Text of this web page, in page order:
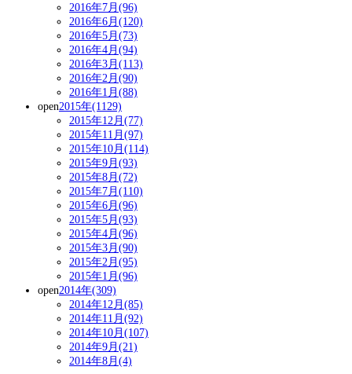
2016年7月(96)
2016年6月(120)
2016年5月(73)
2016年4月(94)
2016年3月(113)
2016年2月(90)
2016年1月(88)
open2015年(1129)
2015年12月(77)
2015年11月(97)
2015年10月(114)
2015年9月(93)
2015年8月(72)
2015年7月(110)
2015年6月(96)
2015年5月(93)
2015年4月(96)
2015年3月(90)
2015年2月(95)
2015年1月(96)
open2014年(309)
2014年12月(85)
2014年11月(92)
2014年10月(107)
2014年9月(21)
2014年8月(4)